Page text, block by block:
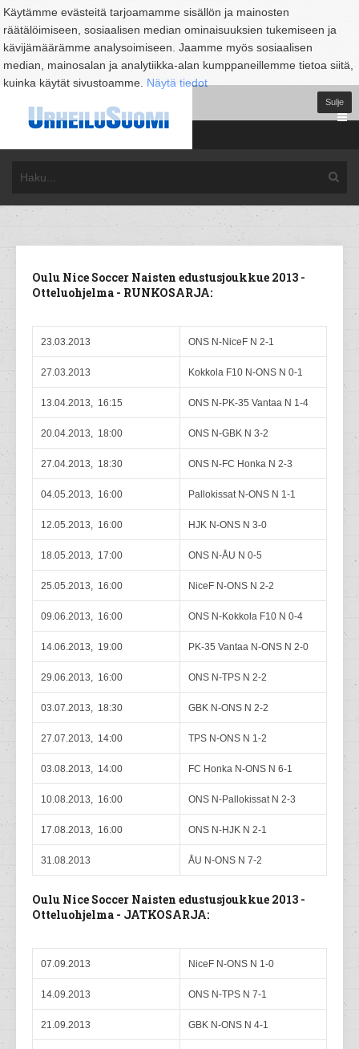
Käytämme evästeitä tarjoamamme sisällön ja mainosten
räätälöimiseen, sosiaalisen median ominaisuuksien tukemiseen ja
kävijämäärämme analysoimiseen. Jaamme myös sosiaalisen
median, mainosalan ja analytiikka-alan kumppaneillemme tietoa siitä,
kuinka käytät sivustoamme. Näytä tiedot
Sulje
Oulu Nice Soccer Naisten edustusjoukkue 2013 -
Otteluohjelma - RUNKOSARJA:
23.03.2013 ONS N-NiceF N 2-1
27.03.2013 Kokkola F10 N-ONS N 0-1
13.04.2013, 16:15 ONS N-PK-35 Vantaa N 1-4
20.04.2013, 18:00 ONS N-GBK N 3-2
27.04.2013, 18:30 ONS N-FC Honka N 2-3
04.05.2013, 16:00 Pallokissat N-ONS N 1-1
12.05.2013, 16:00 HJK N-ONS N 3-0
18.05.2013, 17:00 ONS N-ÅU N 0-5
25.05.2013, 16:00 NiceF N-ONS N 2-2
09.06.2013, 16:00 ONS N-Kokkola F10 N 0-4
14.06.2013, 19:00 PK-35 Vantaa N-ONS N 2-0
29.06.2013, 16:00 ONS N-TPS N 2-2
03.07.2013, 18:30 GBK N-ONS N 2-2
27.07.2013, 14:00 TPS N-ONS N 1-2
03.08.2013, 14:00 FC Honka N-ONS N 6-1
10.08.2013, 16:00 ONS N-Pallokissat N 2-3
17.08.2013, 16:00 ONS N-HJK N 2-1
31.08.2013 ÅU N-ONS N 7-2
Oulu Nice Soccer Naisten edustusjoukkue 2013 -
Otteluohjelma - JATKOSARJA:
07.09.2013 NiceF N-ONS N 1-0
14.09.2013 ONS N-TPS N 7-1
21.09.2013 GBK N-ONS N 4-1